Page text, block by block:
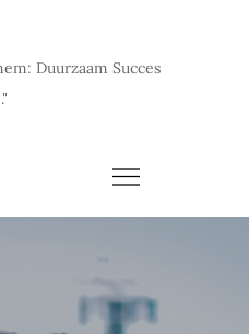
Duurzaam Succes